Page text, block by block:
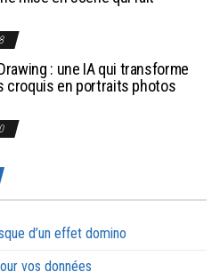
: une IA qui transforme
croquis en portraits photos
d’un effet domino
vos données